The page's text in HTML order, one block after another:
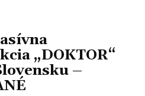
„DOKTOR“
–